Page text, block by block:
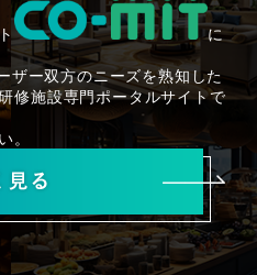
に
ザー双方のニーズを熟知した
修施設専門ポータルサイトで
。